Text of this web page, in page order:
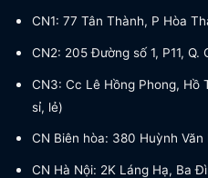
CN1: 77 Tân Thành, P Hòa
CN2: 205 Đường số 1, P11, Q.
CN3: Cc Lê Hồng Phong, Hồ
sỉ, lẻ)
CN Biên hòa: 380 Huỳnh
CN Hà Nội: 2K Láng Hạ, Ba